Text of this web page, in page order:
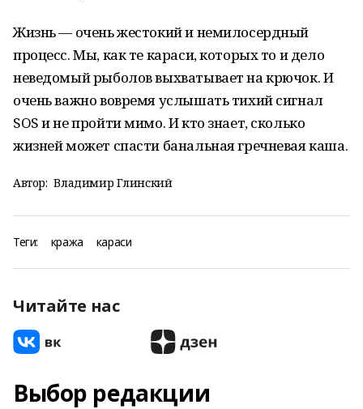
Жизнь — очень жестокий и немилосердный
процесс. Мы, как те караси, которых то и дело
неведомый рыболов выхватывает на крючок. И
очень важно вовремя услышать тихий сигнал
SOS и не пройти мимо. И кто знает, сколько
жизней может спасти банальная гречневая каша.
Автор: Владимир Глинский
Теги: кража караси
Читайте нас
Выбор редакции